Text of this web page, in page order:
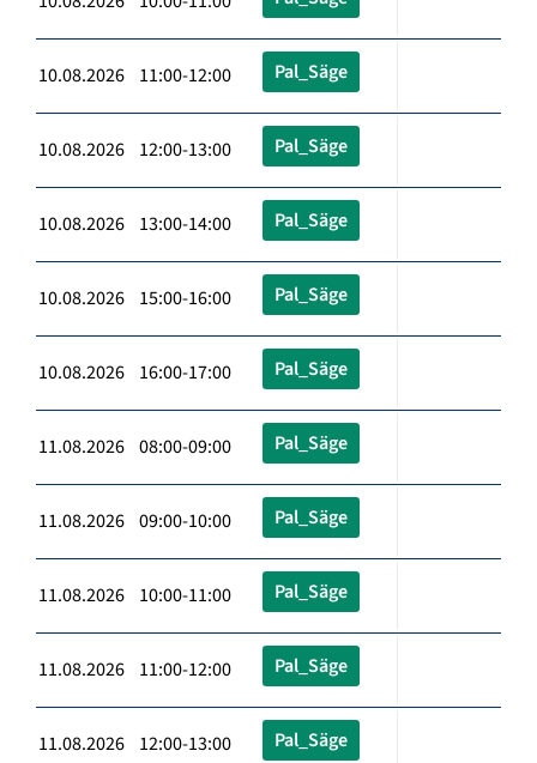
10.08.2026 11:00-12:00 Pal_Säge
10.08.2026 12:00-13:00 Pal_Säge
10.08.2026 13:00-14:00 Pal_Säge
10.08.2026 15:00-16:00 Pal_Säge
10.08.2026 16:00-17:00 Pal_Säge
11.08.2026 08:00-09:00 Pal_Säge
11.08.2026 09:00-10:00 Pal_Säge
11.08.2026 10:00-11:00 Pal_Säge
11.08.2026 11:00-12:00 Pal_Säge
11.08.2026 12:00-13:00 Pal_Säge